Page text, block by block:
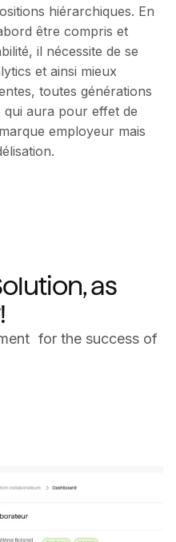
hiérarchiques. En
être compris et
il nécessite de se
et ainsi mieux
toutes générations
aura pour effet de
employeur mais
as
for the success of